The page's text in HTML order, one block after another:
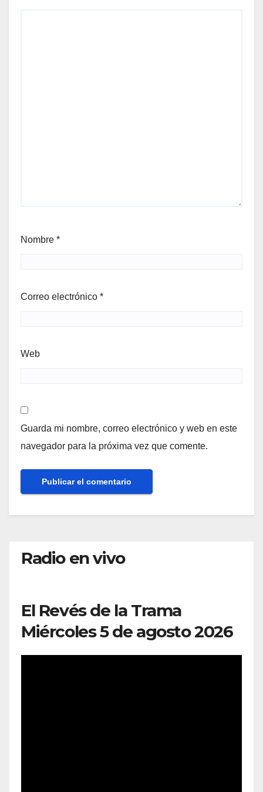
Nombre *
Correo electrónico *
Web
Guarda mi nombre, correo electrónico y web en este
navegador para la próxima vez que comente.
Radio en vivo
El Revés de la Trama
Miércoles 5 de agosto 2026